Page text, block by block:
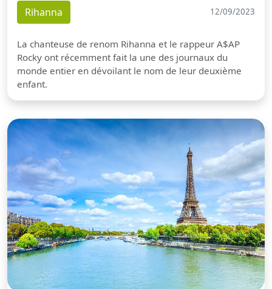
Rihanna 12/09/2023
La chanteuse de renom Rihanna et le rappeur A$AP
Rocky ont récemment fait la une des journaux du
monde entier en dévoilant le nom de leur deuxième
enfant.